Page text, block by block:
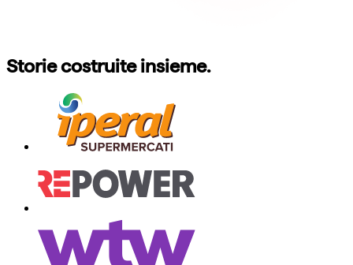
Storie costruite insieme.